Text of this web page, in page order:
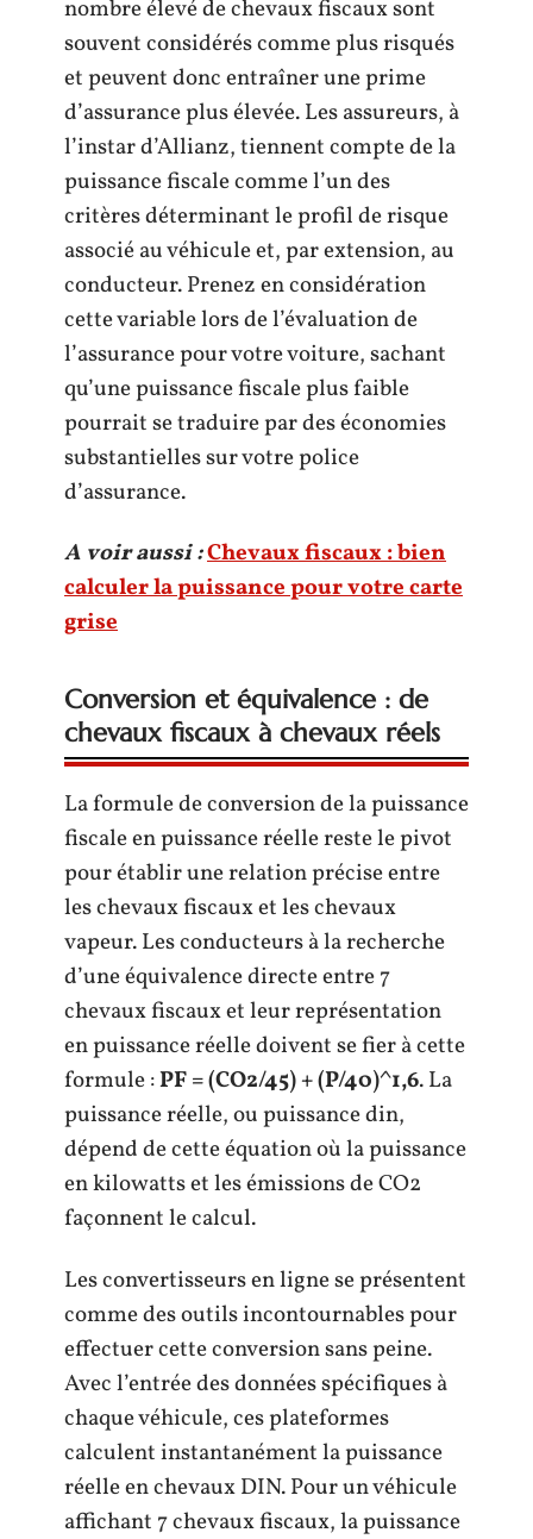
nombre élevé de chevaux fiscaux sont
souvent considérés comme plus risqués
et peuvent donc entraîner une prime
d’assurance plus élevée. Les assureurs, à
l’instar d’Allianz, tiennent compte de la
puissance fiscale comme l’un des
critères déterminant le profil de risque
associé au véhicule et, par extension, au
conducteur. Prenez en considération
cette variable lors de l’évaluation de
l’assurance pour votre voiture, sachant
qu’une puissance fiscale plus faible
pourrait se traduire par des économies
substantielles sur votre police
d’assurance.
A voir aussi :Chevaux fiscaux : bien
calculer la puissance pour votre carte
grise
Conversion et équivalence : de
chevaux fiscaux à chevaux réels
La formule de conversion de la puissance
fiscale en puissance réelle reste le pivot
pour établir une relation précise entre
les chevaux fiscaux et les chevaux
vapeur. Les conducteurs à la recherche
d’une équivalence directe entre 7
chevaux fiscaux et leur représentation
en puissance réelle doivent se fier à cette
formule :PF = (CO2/45) + (P/40)^1,6. La
puissance réelle, ou puissance din,
dépend de cette équation où la puissance
en kilowatts et les émissions de CO2
façonnent le calcul.
Les convertisseurs en ligne se présentent
comme des outils incontournables pour
effectuer cette conversion sans peine.
Avec l’entrée des données spécifiques à
chaque véhicule, ces plateformes
calculent instantanément la puissance
réelle en chevaux DIN. Pour un véhicule
affichant 7 chevaux fiscaux, la puissance